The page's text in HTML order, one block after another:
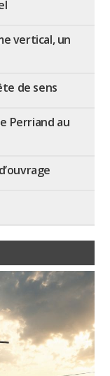
vertical, un
de sens
Perriand au